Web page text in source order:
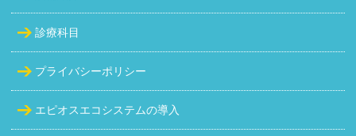
診療科目
プライバシーポリシー
エピオスエコシステムの導入